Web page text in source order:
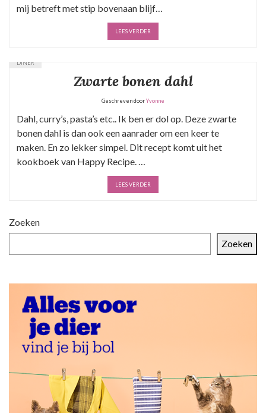
mij betreft met stip bovenaan blijf…
LEES VERDER
DINER
Zwarte bonen dahl
Geschreven doorYvonne
Dahl, curry’s, pasta’s etc.. Ik ben er dol op. Deze zwarte
bonen dahl is dan ook een aanrader om een keer te
maken. En zo lekker simpel. Dit recept komt uit het
kookboek van Happy Recipe. …
LEES VERDER
Zoeken
Zoeken